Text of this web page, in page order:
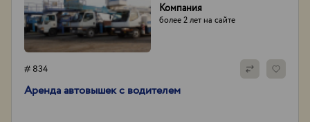
Компания
более 2 лет на сайте
# 834
Аренда автовышек с водителем